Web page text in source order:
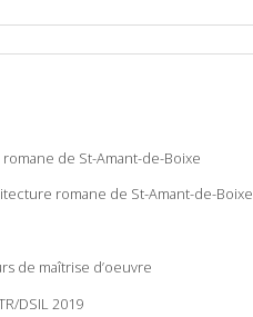
de St-Amant-de-Boixe
romane de St-Amant-de-Boixe
de maîtrise d’oeuvre
DSIL 2019